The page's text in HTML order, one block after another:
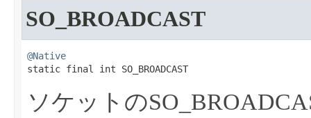
SO_BROADCAST
@Native
static final int SO_BROADCAST
ソケットの